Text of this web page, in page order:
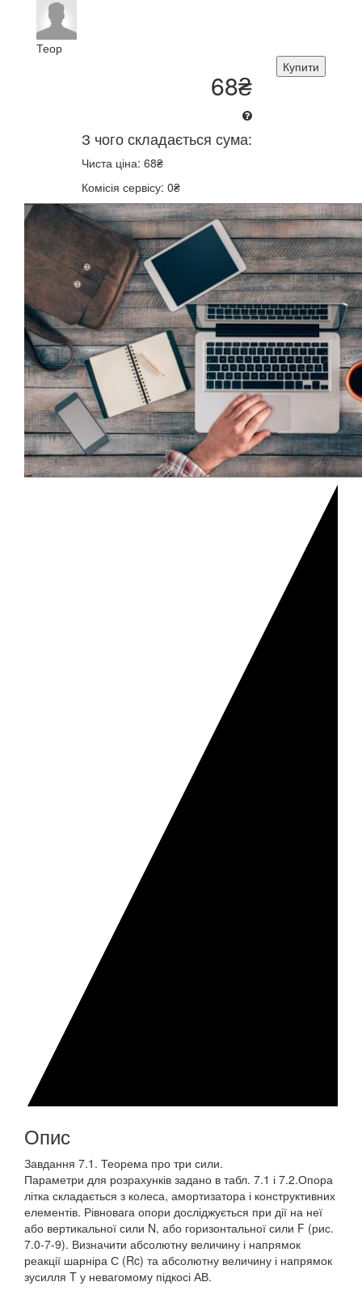
Теор
Купити
68₴
З чого складається сума:
Чиста ціна: 68₴
Комісія сервісу: 0₴
Опис
Завдання 7.1. Теорема про три сили.
Параметри для розрахунків задано в табл. 7.1 і 7.2.Опора
літка складається з колеса, амортизатора і конструктивних
елементів. Рівновага опори досліджується при дії на неї
або вертикальної сили N, або горизонтальної сили F (рис.
7.0-7-9). Визначити абсолютну величину і напрямок
реакції шарніра С (Rc) та абсолютну величину і напрямок
зусилля T у невагомому підкосі АВ.